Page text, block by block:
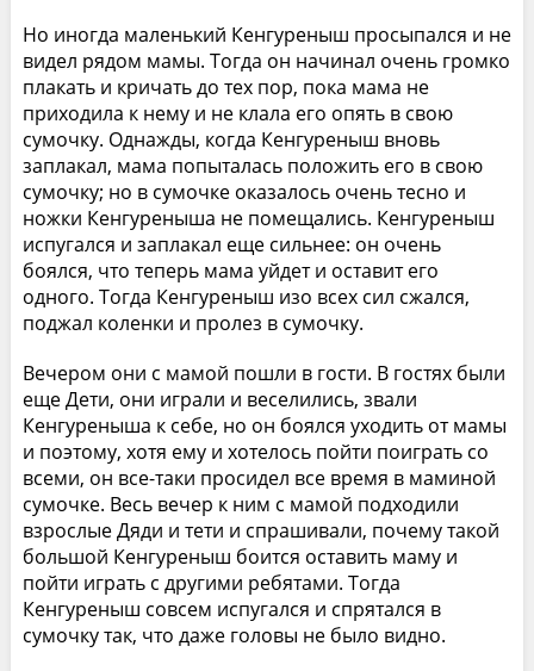
Но иногда маленький Кенгуреныш просыпался и не
видел рядом мамы. Тогда он начинал очень громко
плакать и кричать до тех пор, пока мама не
приходила к нему и не клала его опять в свою
сумочку. Однажды, когда Кенгуреныш вновь
заплакал, мама попыталась положить его в свою
сумочку; но в сумочке оказалось очень тесно и
ножки Кенгуреныша не помещались. Кенгуреныш
испугался и заплакал еще сильнее: он очень
боялся, что теперь мама уйдет и оставит его
одного. Тогда Кенгуреныш изо всех сил сжался,
поджал коленки и пролез в сумочку.
Вечером они с мамой пошли в гости. В гостях были
еще Дети, они играли и веселились, звали
Кенгуреныша к себе, но он боялся уходить от мамы
и поэтому, хотя ему и хотелось пойти поиграть со
всеми, он все-таки просидел все время в маминой
сумочке. Весь вечер к ним с мамой подходили
взрослые Дяди и тети и спрашивали, почему такой
большой Кенгуреныш боится оставить маму и
пойти играть с другими ребятами. Тогда
Кенгуреныш совсем испугался и спрятался в
сумочку так, что даже головы не было видно.